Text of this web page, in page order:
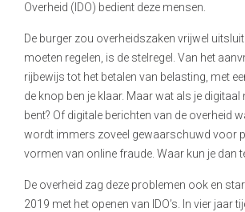
Overheid (IDO) bedient deze mensen.
De burger zou overheidszaken vrijwel
moeten regelen, is de stelregel. Van het
rijbewijs tot het betalen van belasting, met
de knop ben je klaar. Maar wat als je
bent? Of digitale berichten van de overheid
wordt immers zoveel gewaarschuwd voor
vormen van online fraude. Waar kun je dan
De overheid zag deze problemen ook en
2019 met het openen van IDO’s. In vier jaar